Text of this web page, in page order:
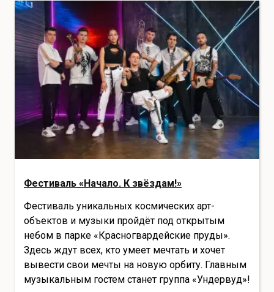
Фестиваль «Начало. К звёздам!»
Фестиваль уникальных космических арт-
объектов и музыки пройдёт под открытым
небом в парке «Красногвардейские пруды».
Здесь ждут всех, кто умеет мечтать и хочет
вывести свои мечты на новую орбиту. Главным
музыкальным гостем станет группа «Ундервуд»!